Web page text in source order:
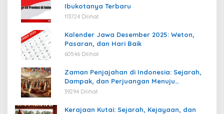
Ibukotanya Terbaru
113724 Dilihat
Kalender Jawa Desember 2025: Weton,
Pasaran, dan Hari Baik
60546 Dilihat
Zaman Penjajahan di Indonesia: Sejarah,
Dampak, dan Perjuangan Menuju
Kemerdekaan
39294 Dilihat
Kerajaan Kutai: Sejarah, Kejayaan, dan